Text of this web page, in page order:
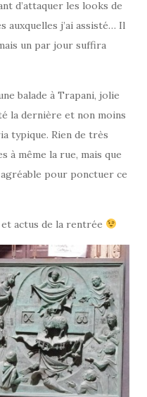
d’attaquer les looks de
auxquelles j’ai assisté… Il
un par jour suffira
balade à Trapani, jolie
la dernière et non moins
typique. Rien de très
à même la rue, mais que
pour ponctuer ce
actus de la rentrée